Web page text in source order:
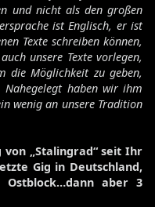
und nicht als den großen
ist Englisch, er ist
Texte schreiben können,
unsere Texte vorlegen,
die Möglichkeit zu geben,
Nahegelegt haben wir ihm
wenig an unsere Tradition
„Stalingrad“ seit Ihr
Gig in Deutschland,
aber 3